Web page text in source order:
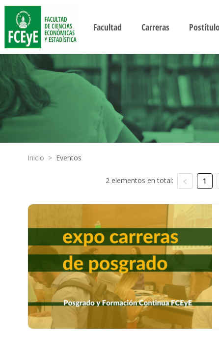
Facultad Carreras
Inicio > Eventos
2 elementos en total: 1